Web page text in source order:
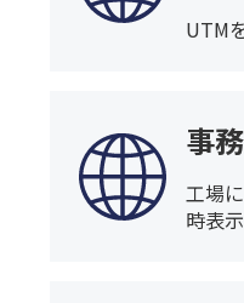
UTM
事
工場
時表